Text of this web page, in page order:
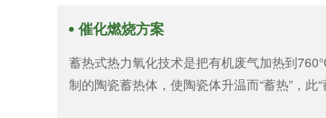
催化燃烧方案
蓄热式热力氧化技术是把有机废气加热到
制的陶瓷蓄热体，使陶瓷体升温而“蓄热”，此